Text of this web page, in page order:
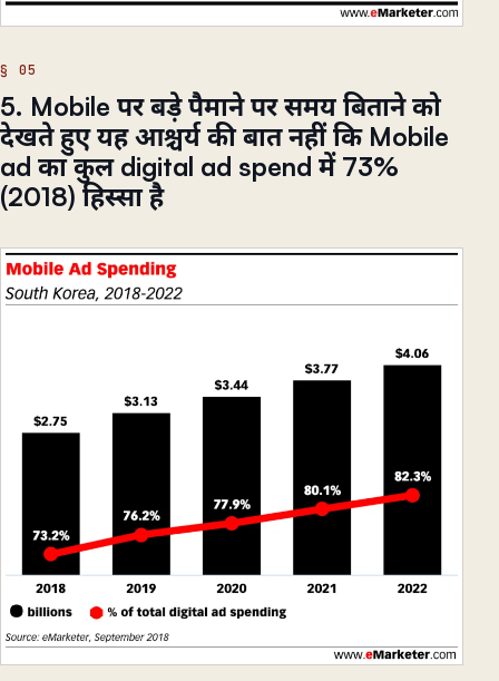
5. Mobile पर बड़े पैमाने पर समय बिताने को
देखते हुए यह आश्चर्य की बात नहीं कि Mobile
ad का कुल digital ad spend में 73%
(2018) हिस्सा है